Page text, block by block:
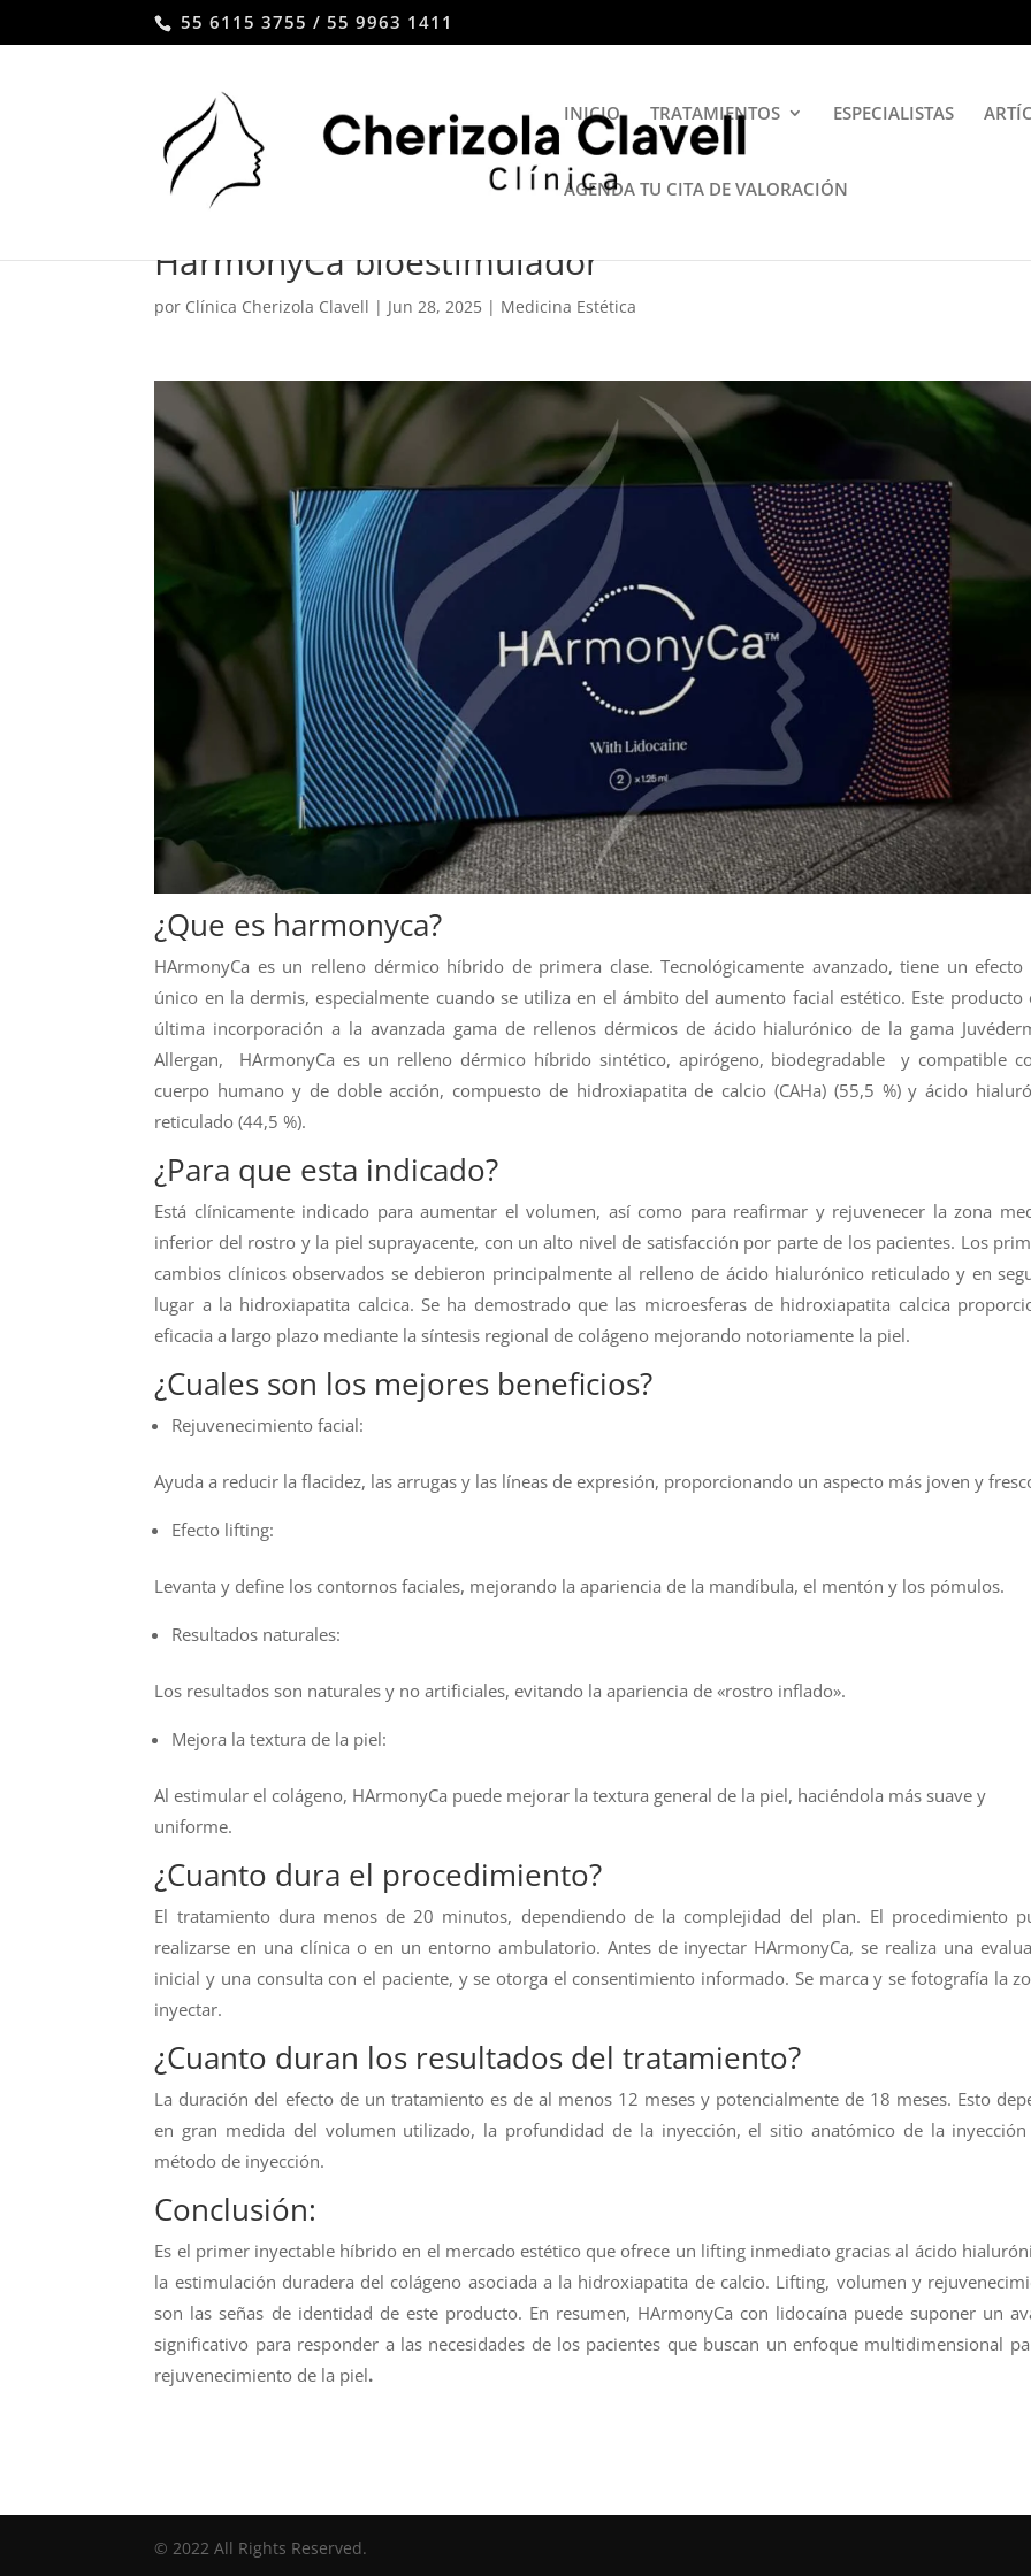
55 6115 3755 / 55 9963 1411
INICIO TRATAMIENTOS ESPECIALISTAS
AGENDA TU CITA DE VALORACIÓN
HarmonyCa bioestimulador
por Clínica Cherizola Clavell | Jun 28, 2025 | Medicina Estética
¿Que es harmonyca?
HArmonyCa es un relleno dérmico híbrido de primera clase. Tecnológicamente avanzado, tiene un efecto
único en la dermis, especialmente cuando se utiliza en el ámbito del aumento facial estético. Este producto
última incorporación a la avanzada gama de rellenos dérmicos de ácido hialurónico de la gama
Allergan, HArmonyCa es un relleno dérmico híbrido sintético, apirógeno, biodegradable y compatible
cuerpo humano y de doble acción, compuesto de hidroxiapatita de calcio (CAHa) (55,5 %) y ácido
reticulado (44,5 %).
¿Para que esta indicado?
Está clínicamente indicado para aumentar el volumen, así como para reafirmar y rejuvenecer la zona
inferior del rostro y la piel suprayacente, con un alto nivel de satisfacción por parte de los pacientes. Los
cambios clínicos observados se debieron principalmente al relleno de ácido hialurónico reticulado y en
lugar a la hidroxiapatita calcica. Se ha demostrado que las microesferas de hidroxiapatita calcica
eficacia a largo plazo mediante la síntesis regional de colágeno mejorando notoriamente la piel.
¿Cuales son los mejores beneficios?
Rejuvenecimiento facial:
Ayuda a reducir la flacidez, las arrugas y las líneas de expresión, proporcionando un aspecto más joven y
Efecto lifting:
Levanta y define los contornos faciales, mejorando la apariencia de la mandíbula, el mentón y los pómulos.
Resultados naturales:
Los resultados son naturales y no artificiales, evitando la apariencia de «rostro inflado».
Mejora la textura de la piel:
Al estimular el colágeno, HArmonyCa puede mejorar la textura general de la piel, haciéndola más suave y
uniforme.
¿Cuanto dura el procedimiento?
El tratamiento dura menos de 20 minutos, dependiendo de la complejidad del plan. El procedimiento
realizarse en una clínica o en un entorno ambulatorio. Antes de inyectar HArmonyCa, se realiza una
inicial y una consulta con el paciente, y se otorga el consentimiento informado. Se marca y se fotografía la
inyectar.
¿Cuanto duran los resultados del tratamiento?
La duración del efecto de un tratamiento es de al menos 12 meses y potencialmente de 18 meses. Esto
en gran medida del volumen utilizado, la profundidad de la inyección, el sitio anatómico de la
método de inyección.
Conclusión:
Es el primer inyectable híbrido en el mercado estético que ofrece un lifting inmediato gracias al ácido
la estimulación duradera del colágeno asociada a la hidroxiapatita de calcio. Lifting, volumen y
son las señas de identidad de este producto. En resumen, HArmonyCa con lidocaína puede suponer un
significativo para responder a las necesidades de los pacientes que buscan un enfoque multidimensional
rejuvenecimiento de la piel.
© 2022 All Rights Reserved.